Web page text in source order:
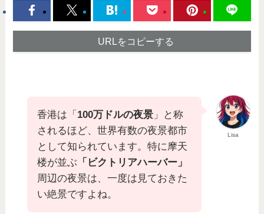
URLをコピーする
Lisa
香港は「 100万ドルの夜景 」と称
されるほど、世界有数の夜景都市
として知られています。特に摩天
楼が並ぶ 「ビクトリアハーバー」
周辺の夜景は、一度は見ておきた
い絶景ですよね。